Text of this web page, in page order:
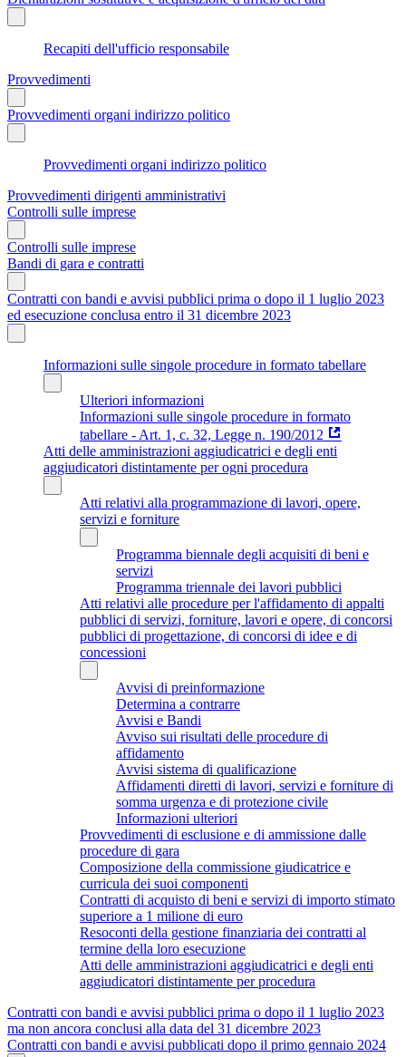
Recapiti dell'ufficio responsabile
Provvedimenti
Provvedimenti organi indirizzo politico
Provvedimenti organi indirizzo politico
Provvedimenti dirigenti amministrativi
Controlli sulle imprese
Controlli sulle imprese
Bandi di gara e contratti
Contratti con bandi e avvisi pubblici prima o dopo il 1 luglio 2023
ed esecuzione conclusa entro il 31 dicembre 2023
Informazioni sulle singole procedure in formato tabellare
Ulteriori informazioni
Informazioni sulle singole procedure in formato
tabellare - Art. 1, c. 32, Legge n. 190/2012
Atti delle amministrazioni aggiudicatrici e degli enti
aggiudicatori distintamente per ogni procedura
Atti relativi alla programmazione di lavori, opere,
servizi e forniture
Programma biennale degli acquisiti di beni e
servizi
Programma triennale dei lavori pubblici
Atti relativi alle procedure per l'affidamento di appalti
pubblici di servizi, forniture, lavori e opere, di concorsi
pubblici di progettazione, di concorsi di idee e di
concessioni
Avvisi di preinformazione
Determina a contrarre
Avvisi e Bandi
Avviso sui risultati delle procedure di
affidamento
Avvisi sistema di qualificazione
Affidamenti diretti di lavori, servizi e forniture di
somma urgenza e di protezione civile
Informazioni ulteriori
Provvedimenti di esclusione e di ammissione dalle
procedure di gara
Composizione della commissione giudicatrice e
curricula dei suoi componenti
Contratti di acquisto di beni e servizi di importo stimato
superiore a 1 milione di euro
Resoconti della gestione finanziaria dei contratti al
termine della loro esecuzione
Atti delle amministrazioni aggiudicatrici e degli enti
aggiudicatori distintamente per procedura
Contratti con bandi e avvisi pubblici prima o dopo il 1 luglio 2023
ma non ancora conclusi alla data del 31 dicembre 2023
Contratti con bandi e avvisi pubblicati dopo il primo gennaio 2024